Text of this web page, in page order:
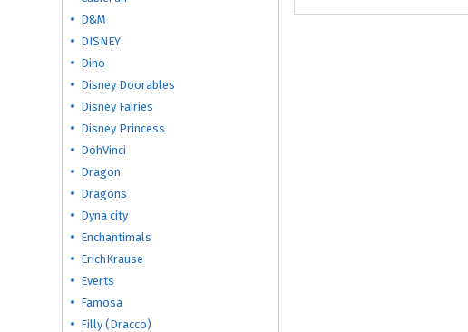
D&M
DISNEY
Dino
Disney Doorables
Disney Fairies
Disney Princess
DohVinci
Dragon
Dragons
Dyna city
Enchantimals
ErichKrause
Everts
Famosa
Filly (Dracco)